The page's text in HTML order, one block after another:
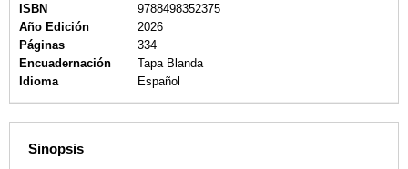
ISBN
9788498352375
Año Edición
2026
Páginas
334
Encuadernación
Tapa Blanda
Idioma
Español
Sinopsis